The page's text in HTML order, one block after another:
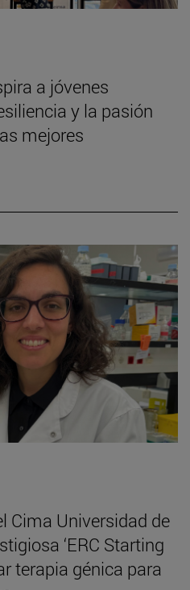
a jóvenes
y la pasión
mejores
Cima Universidad de
‘ERC Starting
terapia génica para